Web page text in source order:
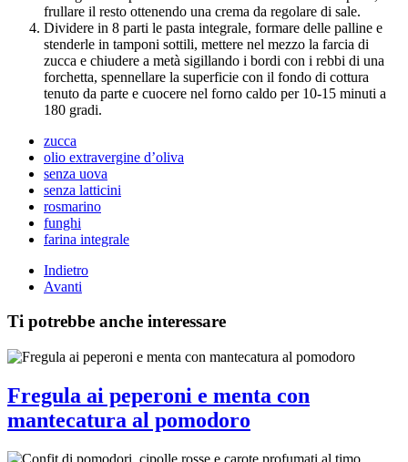
frullare il resto ottenendo una crema da regolare di sale.
Dividere in 8 parti le pasta integrale, formare delle palline e
stenderle in tamponi sottili, mettere nel mezzo la farcia di
zucca e chiudere a metà sigillando i bordi con i rebbi di una
forchetta, spennellare la superficie con il fondo di cottura
tenuto da parte e cuocere nel forno caldo per 10-15 minuti a
180 gradi.
zucca
olio extravergine d’oliva
senza uova
senza latticini
rosmarino
funghi
farina integrale
Indietro
Avanti
Ti potrebbe anche interessare
Fregula ai peperoni e menta con
mantecatura al pomodoro